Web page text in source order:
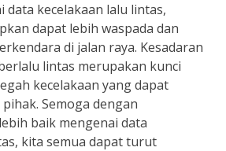
data kecelakaan lalu lintas,
dapat lebih waspada dan
di jalan raya. Kesadaran
lintas merupakan kunci
kecelakaan yang dapat
Semoga dengan
baik mengenai data
kita semua dapat turut